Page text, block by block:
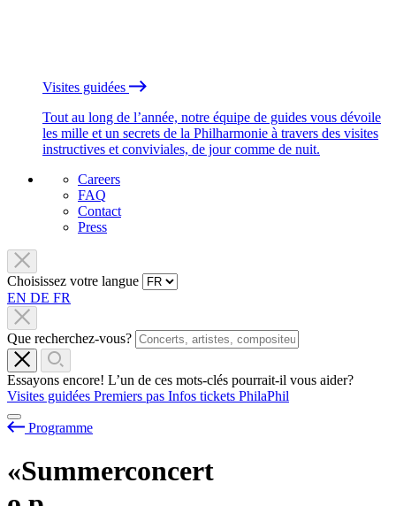
Visites guidées
Tout au long de l’année, notre équipe de guides vous dévoile
les mille et un secrets de la Philharmonie à travers des visites
instructives et conviviales, de jour comme de nuit.
Careers
FAQ
Contact
Press
Choisissez votre langue
EN DE FR
Que recherchez-vous?
Essayons encore! L’un de ces mots-clés pourrait-il vous aider?
Visites guidées Premiers pas Infos tickets PhilaPhil
Programme
«Summerconcert